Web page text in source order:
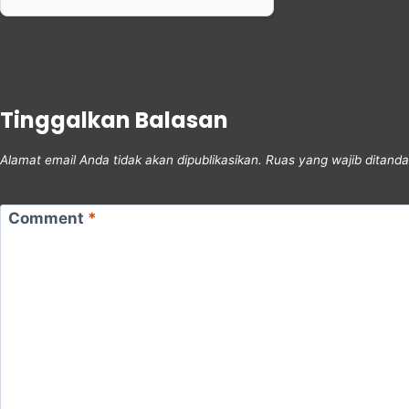
Tinggalkan Balasan
Alamat email Anda tidak akan dipublikasikan. Ruas yang wajib
Comment *